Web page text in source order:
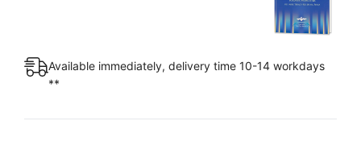
Available immediately, delivery time 10-14 workdays
**